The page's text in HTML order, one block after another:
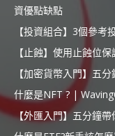
資優點缺點
【投資組合】3個參
【止蝕】使用止蝕位
【加密貨幣入門】五
什麼是NFT ? |
【外匯入門】五分鐘